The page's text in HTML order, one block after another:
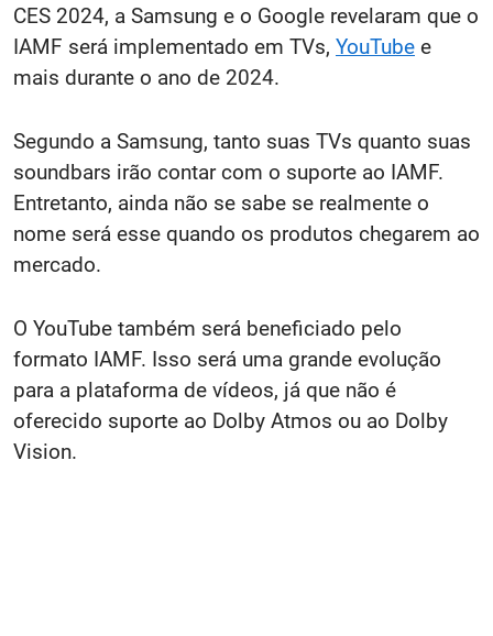
CES 2024, a Samsung e o Google revelaram que o
IAMF será implementado em TVs, YouTube e
mais durante o ano de 2024.
Segundo a Samsung, tanto suas TVs quanto suas
soundbars irão contar com o suporte ao IAMF.
Entretanto, ainda não se sabe se realmente o
nome será esse quando os produtos chegarem ao
mercado.
O YouTube também será beneficiado pelo
formato IAMF. Isso será uma grande evolução
para a plataforma de vídeos, já que não é
oferecido suporte ao Dolby Atmos ou ao Dolby
Vision.